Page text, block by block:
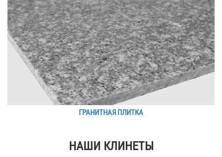
ГРАНИТНАЯ ПЛИТКА
НАШИ КЛИНЕТЫ